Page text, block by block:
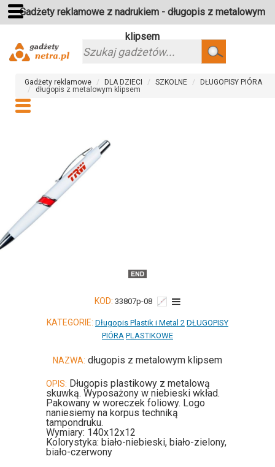
Gadżety reklamowe z nadrukiem - długopis z metalowym
klipsem
Szukaj
Gadżety reklamowe DLA DZIECI SZKOLNE
DŁUGOPISY PIÓRA
długopis z metalowym klipsem
KOD: 33807p-08
KATEGORIE: Długopis Plastik i Metal 2 DŁUGOPISY
PIÓRA PLASTIKOWE
NAZWA: długopis z metalowym klipsem
OPIS: Długopis plastikowy z metalową
skuwką. Wyposażony w niebieski wkład.
Pakowany w woreczek foliowy. Logo
naniesiemy na korpus techniką
tampondruku.
Wymiary: 140x12x12
Kolorystyka: biało-niebieski, biało-zielony,
biało-czerwony